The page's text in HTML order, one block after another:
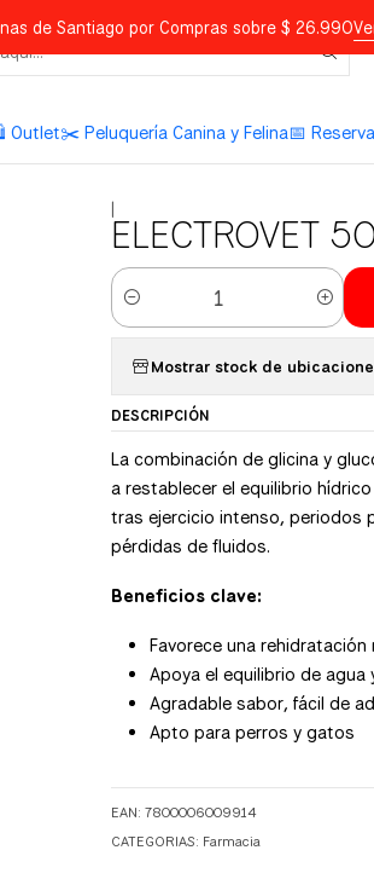
Outlet✂️ Peluquería Canina y Felina📅
de Santiago por Compras sobre $ 26.990
ELECTROVET
Cantidad
Mostrar stock de
DESCRIPCIÓN
La combinación de glicina y
a restablecer el equilibrio
tras ejercicio intenso, periodos
pérdidas de fluidos.
Beneficios clave:
Favorece una
Apoya el equilibrio de
Agradable sabor, fácil de
Apto para perros y gatos
EAN: 7800006009914
CATEGORIAS: Farmacia